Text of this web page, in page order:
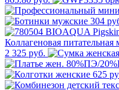
304
2 325 руб.
625